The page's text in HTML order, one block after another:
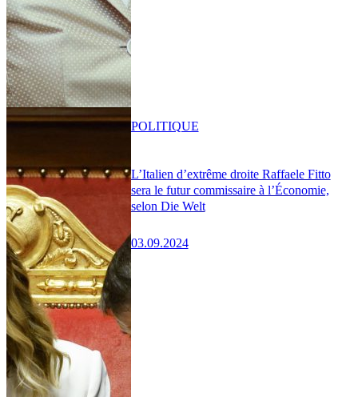
L’Italien d’extrême droite Raffaele Fitto
sera le futur commissaire à l’Économie,
selon Die Welt
03.09.2024
POLITIQUE